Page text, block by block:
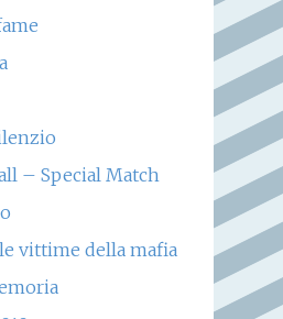
– Special Match
vittime della mafia